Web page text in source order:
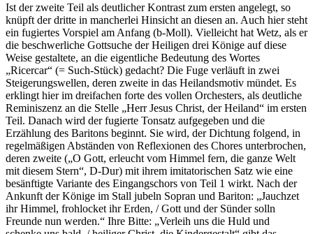
Ist der zweite Teil als deutlicher Kontrast zum ersten angelegt, so
knüpft der dritte in mancherlei Hinsicht an diesen an. Auch hier steht
ein fugiertes Vorspiel am Anfang (b-Moll). Vielleicht hat Wetz, als er
die beschwerliche Gottsuche der Heiligen drei Könige auf diese
Weise gestaltete, an die eigentliche Bedeutung des Wortes
„Ricercar“ (= Such-Stück) gedacht? Die Fuge verläuft in zwei
Steigerungswellen, deren zweite in das Heilandsmotiv mündet. Es
erklingt hier im dreifachen forte des vollen Orchesters, als deutliche
Reminiszenz an die Stelle „Herr Jesus Christ, der Heiland“ im ersten
Teil. Danach wird der fugierte Tonsatz aufgegeben und die
Erzählung des Baritons beginnt. Sie wird, der Dichtung folgend, in
regelmäßigen Abständen von Reflexionen des Chores unterbrochen,
deren zweite („O Gott, erleucht vom Himmel fern, die ganze Welt
mit diesem Stern“, D-Dur) mit ihrem imitatorischen Satz wie eine
besänftigte Variante des Eingangschors von Teil 1 wirkt. Nach der
Ankunft der Könige im Stall jubeln Sopran und Bariton: „Jauchzet
ihr Himmel, frohlocket ihr Erden, / Gott und der Sünder solln
Freunde nun werden.“ Ihre Bitte: „Verleih uns die Huld und